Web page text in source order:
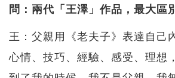
問：兩代「王澤」作品，最大區
王：父親用《老夫子》表達自己
心情、技巧、經驗、感受、理想